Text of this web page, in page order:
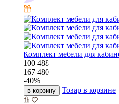
Комплект мебели для
100 488
167 480
-40%
в корзину Товар в корзине